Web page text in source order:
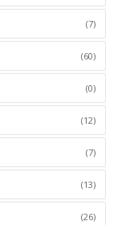
(7)
(60)
(0)
(12)
(7)
(13)
(26)